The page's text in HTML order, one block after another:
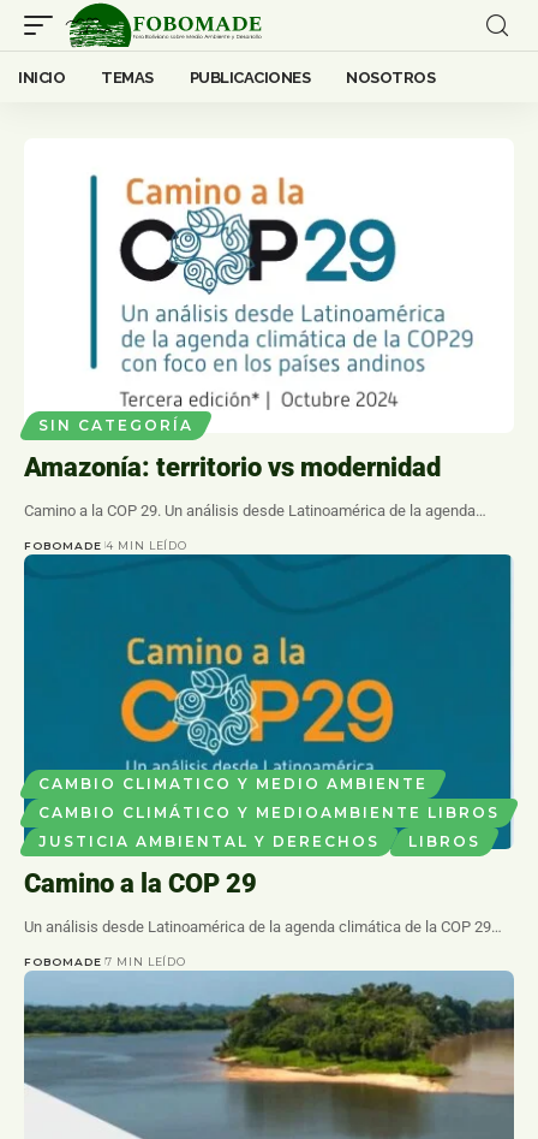
INICIO TEMAS PUBLICACIONES NOSOTROS
SIN CATEGORÍA
Amazonía: territorio vs modernidad
Camino a la COP 29. Un análisis desde Latinoamérica de la agenda…
FOBOMADE 4 MIN LEÍDO
CAMBIO CLIMATICO Y MEDIO AMBIENTE
CAMBIO CLIMÁTICO Y MEDIOAMBIENTE LIBROS
JUSTICIA AMBIENTAL Y DERECHOS
LIBROS
Camino a la COP 29
Un análisis desde Latinoamérica de la agenda climática de la COP 29…
FOBOMADE 7 MIN LEÍDO